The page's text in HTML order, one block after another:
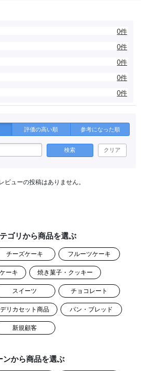
0件
0件
0件
0件
0件
評価の高い順 参考になった順
検索 クリア
ビューの投稿はありません。
ゴリから商品を選ぶ
チーズケーキ フルーツケーキ
ーキ 焼き菓子・クッキー
スイーツ チョコレート
デリカセット商品 パン・ブレッド
新規顧客
ンから商品を選ぶ